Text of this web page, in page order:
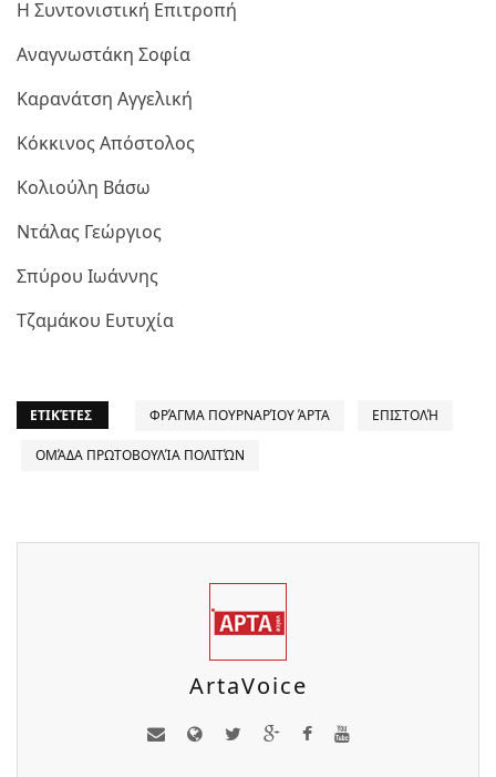
Η Συντονιστική Επιτροπή
Αναγνωστάκη Σοφία
Καρανάτση Αγγελική
Κόκκινος Απόστολος
Κολιούλη Βάσω
Ντάλας Γεώργιος
Σπύρου Ιωάννης
Τζαμάκου Ευτυχία
ΕΤΙΚΈΤΕΣ ΦΡΆΓΜΑ ΠΟΥΡΝΑΡΊΟΥ ΆΡΤΑ ΕΠΙΣΤΟΛΉ
ΟΜΆΔΑ ΠΡΩΤΟΒΟΥΛΊΑ ΠΟΛΙΤΏΝ
ArtaVoice